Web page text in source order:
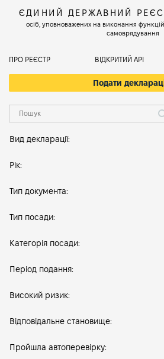
ЄДИНИЙ ДЕРЖАВНИЙ
осіб, уповноважених на виконання
самоврядування
ПРО РЕЄСТР ВІДКРИТИЙ АРІ
Подати
Вид декларації:
Рік:
Тип документа:
Тип посади:
Категорія посади:
Період подання:
Високий ризик:
Відповідальне становище:
Пройшла автоперевірку: